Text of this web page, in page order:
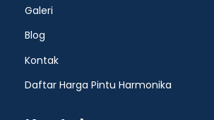
Galeri
Blog
Kontak
Daftar Harga Pintu Harmonika